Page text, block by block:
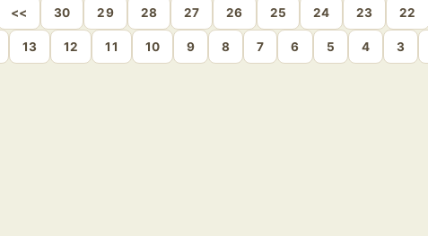
<< 30 29 28 27 26 25 24 23 22
13 12 11 10 9 8 7 6 5 4 3